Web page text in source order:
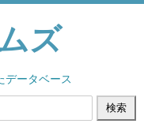
ズ
データベース